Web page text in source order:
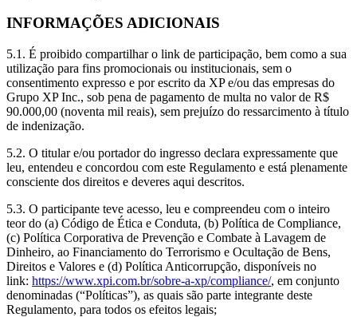
INFORMAÇÕES ADICIONAIS
5.1. É proibido compartilhar o link de participação, bem como a sua
utilização para fins promocionais ou institucionais, sem o
consentimento expresso e por escrito da XP e/ou das empresas do
Grupo XP Inc., sob pena de pagamento de multa no valor de R$
90.000,00 (noventa mil reais), sem prejuízo do ressarcimento à título
de indenização.
5.2. O titular e/ou portador do ingresso declara expressamente que
leu, entendeu e concordou com este Regulamento e está plenamente
consciente dos direitos e deveres aqui descritos.
5.3. O participante teve acesso, leu e compreendeu com o inteiro
teor do (a) Código de Ética e Conduta, (b) Política de Compliance,
(c) Política Corporativa de Prevenção e Combate à Lavagem de
Dinheiro, ao Financiamento do Terrorismo e Ocultação de Bens,
Direitos e Valores e (d) Política Anticorrupção, disponíveis no
link: https://www.xpi.com.br/sobre-a-xp/compliance/, em conjunto
denominadas (“Políticas”), as quais são parte integrante deste
Regulamento, para todos os efeitos legais;